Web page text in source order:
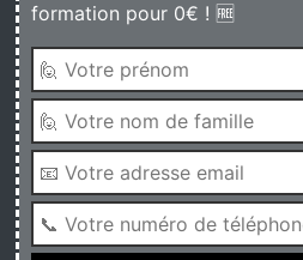
formation pour 0€ ! 🆓